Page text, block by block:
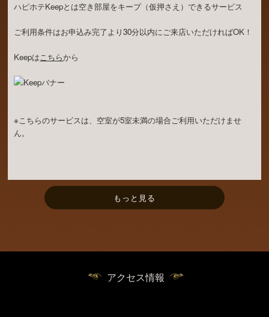
ハピホテKeepとは空き部屋をキープ（仮押さえ）できるサービス
ご利用条件はお申込み完了より30分以内にご来店いただければOK！
Keepはこちらから
※こちらのサービスは、空室が5室未満の場合ご利用いただけませ
ん。
もっと見る
アクセス情報